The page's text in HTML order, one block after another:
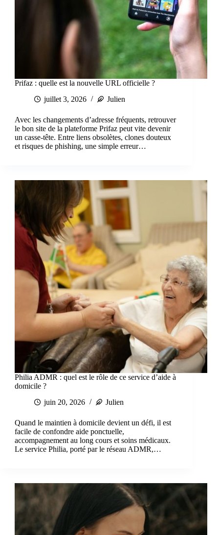
Prifaz : quelle est la nouvelle URL officielle ?
juillet 3, 2026
Julien
Avec les changements d’adresse fréquents, retrouver
le bon site de la plateforme Prifaz peut vite devenir
un casse-tête. Entre liens obsolètes, clones douteux
et risques de phishing, une simple erreur…
Philia ADMR : quel est le rôle de ce service d’aide à
domicile ?
juin 20, 2026
Julien
Quand le maintien à domicile devient un défi, il est
facile de confondre aide ponctuelle,
accompagnement au long cours et soins médicaux.
Le service Philia, porté par le réseau ADMR,…